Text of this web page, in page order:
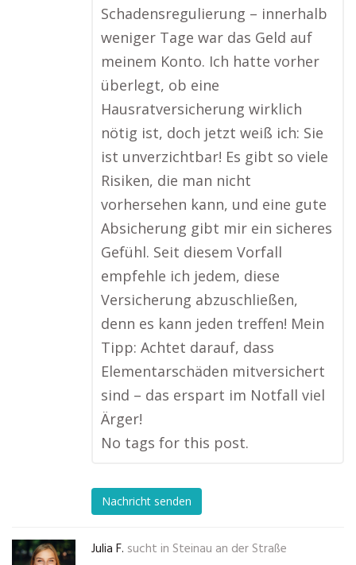
Schadensregulierung – innerhalb
weniger Tage war das Geld auf
meinem Konto. Ich hatte vorher
überlegt, ob eine
Hausratversicherung wirklich
nötig ist, doch jetzt weiß ich: Sie
ist unverzichtbar! Es gibt so viele
Risiken, die man nicht
vorhersehen kann, und eine gute
Absicherung gibt mir ein sicheres
Gefühl. Seit diesem Vorfall
empfehle ich jedem, diese
Versicherung abzuschließen,
denn es kann jeden treffen! Mein
Tipp: Achtet darauf, dass
Elementarschäden mitversichert
sind – das erspart im Notfall viel
Ärger!
No tags for this post.
Nachricht senden
Julia F. sucht in Steinau an der Straße